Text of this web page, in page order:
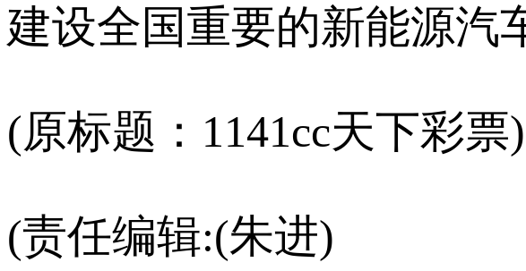
建设全国重要的新能源汽
(原标题：1141cc天下彩票)
(责任编辑:(朱进)